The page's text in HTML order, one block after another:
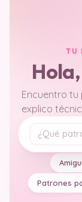
TU
Encuentro
explico
Tu
Patrones